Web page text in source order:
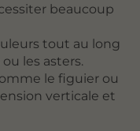
beaucoup
tout au long
les asters.
le figuier ou
verticale et